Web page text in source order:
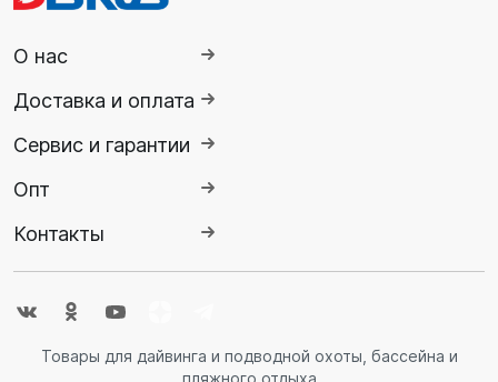
О нас
Доставка и оплата
Сервис и гарантии
Опт
Контакты
Товары для дайвинга и подводной охоты, бассейна и
пляжного отдыха